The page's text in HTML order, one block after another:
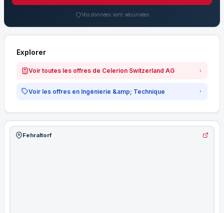
Vos données sont sécurisées
Explorer
Voir toutes les offres de Celerion Switzerland AG
Voir les offres en Ingénierie &amp; Technique
Fehraltorf